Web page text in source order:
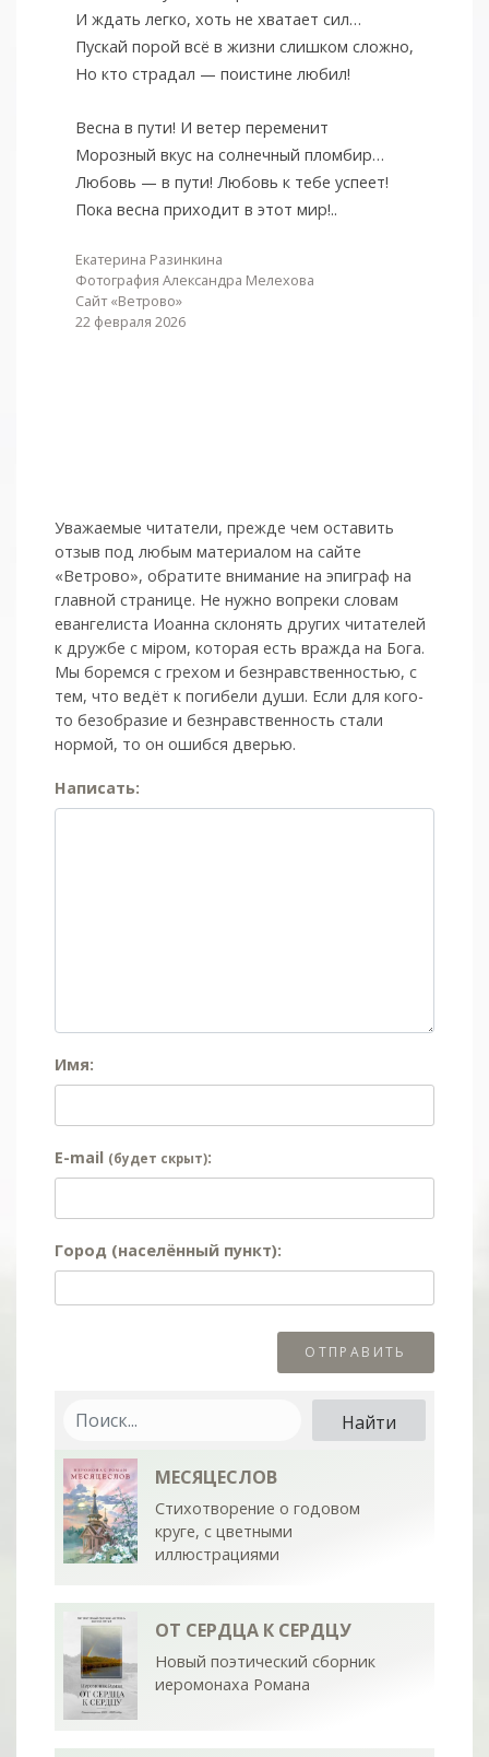
И ждать легко, хоть не хватает сил…
Пускай порой всё в жизни слишком сложно,
Но кто страдал — поистине любил!
Весна в пути! И ветер переменит
Морозный вкус на солнечный пломбир…
Любовь — в пути! Любовь к тебе успеет!
Пока весна приходит в этот мир!..
Екатерина Разинкина
Фотография Александра Мелехова
Сайт «Ветрово»
22 февраля 2026
Уважаемые читатели, прежде чем оставить
отзыв под любым материалом на сайте
«Ветрово», обратите внимание на эпиграф на
главной странице. Не нужно вопреки словам
евангелиста Иоанна склонять других читателей
к дружбе с мiром, которая есть вражда на Бога.
Мы боремся с грехом и без­нрав­ствен­ностью, с
тем, что ведёт к погибели души. Если для кого-
то безобразие и безнравственность стали
нормой, то он ошибся дверью.
Написать:
Имя:
E-mail (будет скрыт):
Город (населённый пункт):
МЕСЯЦЕСЛОВ
Стихотворение о годовом
круге, с цветными
иллюстрациями
ОТ СЕРДЦА К СЕРДЦУ
Новый поэтический сборник
иеромонаха Романа